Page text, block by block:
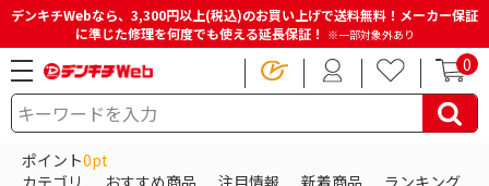
デンキチWebなら、3,300円以上(税込)のお買い上げで送料無料！メーカー保証
に準じた修理を何度でも使える延長保証！ ※一部対象外あり
0
ポイント0pt
HOME 商品一覧ページ スマホアクセサリー
オーム電機